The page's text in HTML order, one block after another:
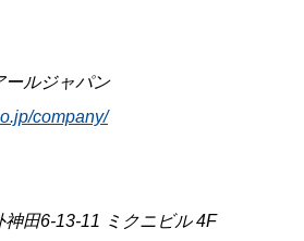
ールジャパン
company/
神田6-13-11 ミクニビル 4F